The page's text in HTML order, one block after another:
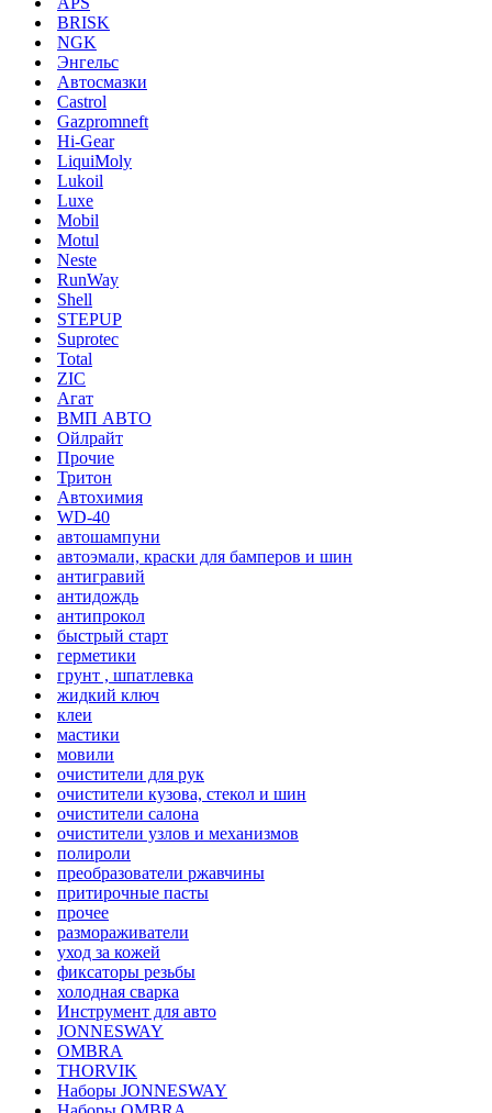
BRISK
NGK
Энгельс
Автосмазки
Castrol
Gazpromneft
Hi-Gear
LiquiMoly
Lukoil
Luxe
Mobil
Motul
Neste
RunWay
Shell
STEPUP
Suprotec
Total
ZIC
Агат
ВМП АВТО
Ойлрайт
Прочие
Тритон
Автохимия
WD-40
автошампуни
автоэмали, краски для бамперов и шин
антигравий
антидождь
антипрокол
быстрый старт
герметики
грунт , шпатлевка
жидкий ключ
клеи
мастики
мовили
очистители для рук
очистители кузова, стекол и шин
очистители салона
очистители узлов и механизмов
полироли
преобразователи ржавчины
притирочные пасты
прочее
размораживатели
уход за кожей
фиксаторы резьбы
холодная сварка
Инструмент для авто
JONNESWAY
OMBRA
THORVIK
Наборы JONNESWAY